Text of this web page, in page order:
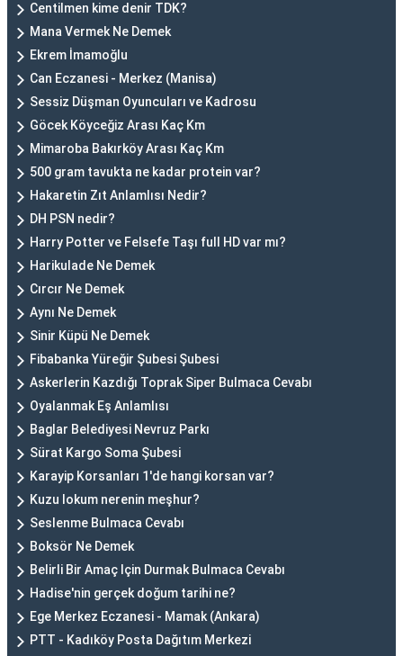
Centilmen kime denir TDK?
Mana Vermek Ne Demek
Ekrem İmamoğlu
Can Eczanesi - Merkez (Manisa)
Sessiz Düşman Oyuncuları ve Kadrosu
Göcek Köyceğiz Arası Kaç Km
Mimaroba Bakırköy Arası Kaç Km
500 gram tavukta ne kadar protein var?
Hakaretin Zıt Anlamlısı Nedir?
DH PSN nedir?
Harry Potter ve Felsefe Taşı full HD var mı?
Harikulade Ne Demek
Cırcır Ne Demek
Aynı Ne Demek
Sinir Küpü Ne Demek
Fibabanka Yüreğir Şubesi Şubesi
Askerlerin Kazdığı Toprak Siper Bulmaca Cevabı
Oyalanmak Eş Anlamlısı
Baglar Belediyesi Nevruz Parkı
Sürat Kargo Soma Şubesi
Karayip Korsanları 1'de hangi korsan var?
Kuzu lokum nerenin meşhur?
Seslenme Bulmaca Cevabı
Boksör Ne Demek
Belirli Bir Amaç Için Durmak Bulmaca Cevabı
Hadise'nin gerçek doğum tarihi ne?
Ege Merkez Eczanesi - Mamak (Ankara)
PTT - Kadıköy Posta Dağıtım Merkezi